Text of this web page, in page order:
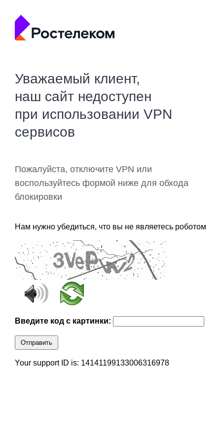
Уважаемый клиент,
наш сайт недоступен
при использовании VPN
сервисов
Пожалуйста, отключите VPN или
воспользуйтесь формой ниже для обхода
блокировки
Нам нужно убедиться, что вы не являетесь роботом
Введите код с картинки:
Отправить
Your support ID is: 14141199133006316978